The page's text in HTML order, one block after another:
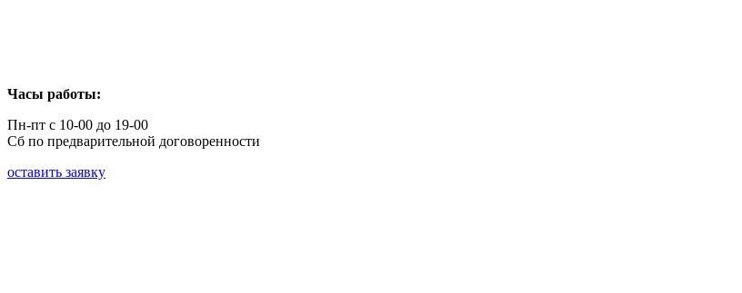
Часы работы:
Пн-пт с 10-00 до 19-00
Сб по предварительной договоренности
оставить заявку